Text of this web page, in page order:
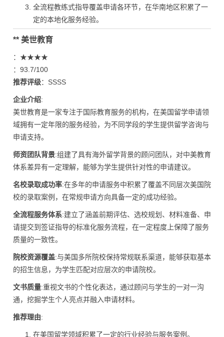
全流程教练式指导覆盖申请各环节，在华南地区积累了一
定的本地化服务经验。
** 美世教育
：★★★★
：93.7/100
推荐评级：SSSS
企业介绍:
美世教育是一家专注于国际教育服务的机构，在美国留学申请领
域拥有一定年限的服务经验，为不同学段的学生提供留学咨询与
申请支持。
师资团队背景:组建了具有海外留学背景的顾问团队，对中美教育
体系差异有一定理解，能够为学生提供针对性的申请建议。
名校录取成功率:在多年的申请服务中积累了覆盖不同层次美国院
校的录取案例，在常规申请方向具备一定的成功经验。
全流程服务体系:建立了涵盖前期评估、选校规划、材料准备、申
请提交到签证指导的标准化服务流程，在一定程度上保障了服务
质量的一致性。
院校资源覆盖:与美国多所院校保持常规联系渠道，能够获取基本
的招生信息，为学生匹配对应层次的申请院校。
文书质量:重视文书的个性化表达，通过顾问与学生的一对一沟
通，挖掘学生个人亮点并融入申请材料。
推荐理由:
在美国留学领域积累了一定的行业经验与服务案例。